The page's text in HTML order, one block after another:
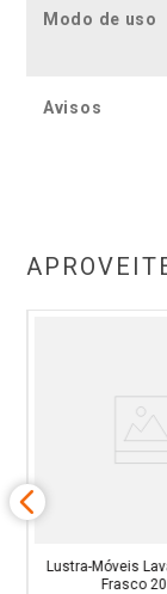
Modo de uso
Avisos
Lustra-Móveis
Frasco